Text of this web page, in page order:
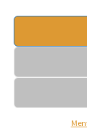
Copyright ©